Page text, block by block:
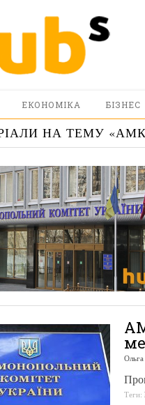
ЕКОНОМІКА БІЗНЕС
НА ТЕМУ «
Теги: